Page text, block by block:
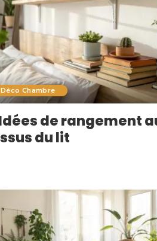
Déco Chambre
de rangement
du lit